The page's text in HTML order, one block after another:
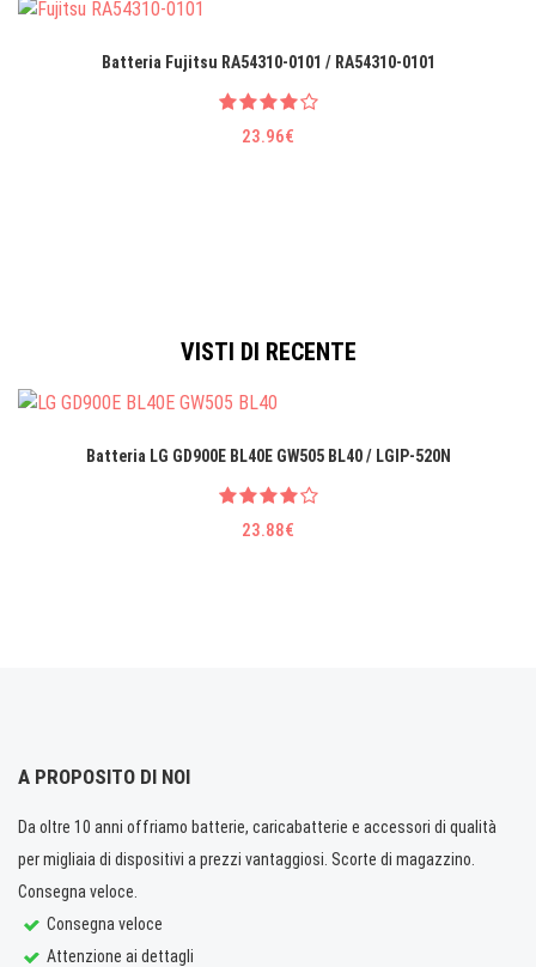
Batteria Fujitsu RA54310-0101 / RA54310-0101
23.96€
VISTI DI RECENTE
Batteria LG GD900E BL40E GW505 BL40 / LGIP-520N
23.88€
A PROPOSITO DI NOI
Da oltre 10 anni offriamo batterie, caricabatterie e accessori di qualità
per migliaia di dispositivi a prezzi vantaggiosi. Scorte di magazzino.
Consegna veloce.
Consegna veloce
Attenzione ai dettagli